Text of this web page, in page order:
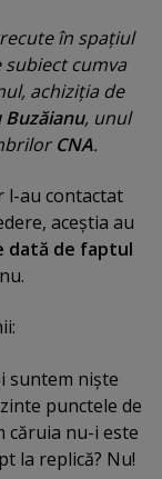
în spaţiul
cumva
achiziţia de
Buzăianu, unul
CNA.
l-au contactat
aceştia au
dată de faptul
suntem nişte
punctele de
căruia nu-i este
la replică? Nu!